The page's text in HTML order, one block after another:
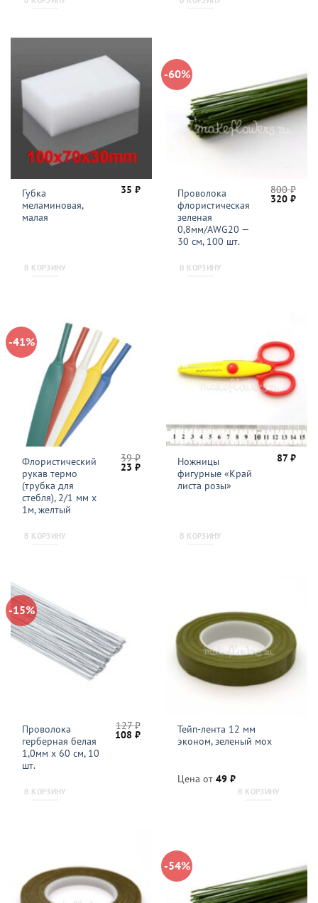
Губка
меламиновая,
малая
35 ₽
В КОРЗИНУ
-60%
Проволока
флористическая
зеленая
0,8мм/AWG20 —
30 см, 100 шт.
800₽
320 ₽
В КОРЗИНУ
-41%
Флористический
рукав термо
(трубка для
стебля), 2/1 мм x
1м, желтый
39₽
Первоначальная
23 ₽Текущая
В КОРЗИНУ
Ножницы
фигурные «Край
листа розы»
87₽
В КОРЗИНУ
-15%
Проволока
герберная белая
1,0мм x 60 см, 10
шт.
127₽
Первоначальная
108 ₽Текущая
В КОРЗИНУ
Тейп-лента 12 мм
эконом, зеленый мох
Цена от49₽
В КОРЗИНУ
-54%